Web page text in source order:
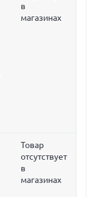
в
магазинах
Товар
отсутствует
в
магазинах